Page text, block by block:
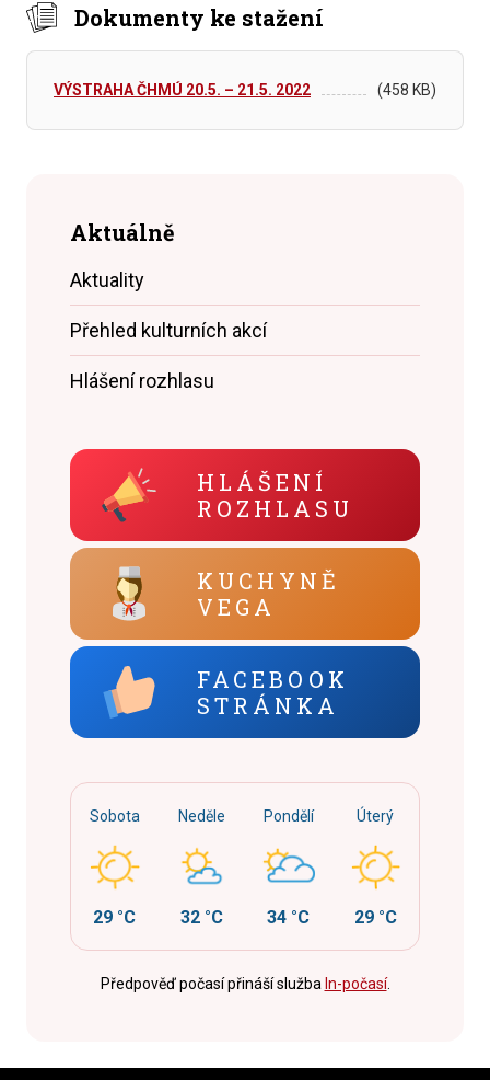
Dokumenty ke stažení
VÝSTRAHA ČHMÚ 20.5. – 21.5. 2022 (458 KB)
Aktuálně
Aktuality
Přehled kulturních akcí
Hlášení rozhlasu
HLÁŠENÍ
ROZHLASU
KUCHYNĚ
VEGA
FACEBOOK
STRÁNKA
Sobota
29 °C
Neděle
32 °C
Pondělí
34 °C
Úterý
29 °C
Předpověď počasí přináší služba In-počasí.